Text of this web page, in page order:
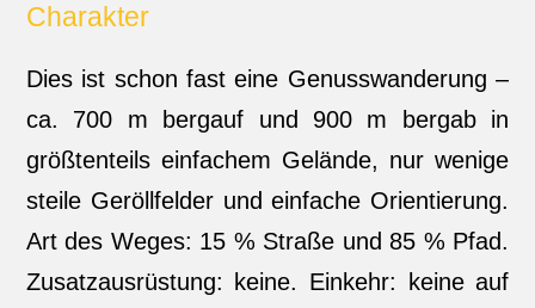
Charakter
Dies ist schon fast eine Genusswanderung –
ca. 700 m bergauf und 900 m bergab in
größtenteils einfachem Gelände, nur wenige
steile Geröllfelder und einfache Orientierung.
Art des Weges: 15 % Straße und 85 % Pfad.
Zusatzausrüstung: keine. Einkehr: keine auf